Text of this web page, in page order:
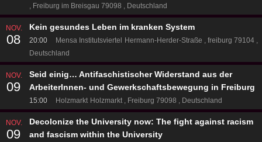
Freiburg im Breisgau 79098
Deutschland
NOV.
08
Kein gesundes Leben im kranken System
20:00 Mensa Institutsviertel Hermann-Herder-Straße
freiburg 79104
Deutschland
NOV.
09
Seid einig… Antifaschistischer Widerstand aus der
ArbeiterInnen- und Gewerkschaftsbewegung in Freiburg
15:00 Holzmarkt Holzmarkt Freiburg 79098 Deutschland
NOV.
09
Decolonize the University now: The fight against racism
and fascism within the University